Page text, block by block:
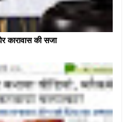
कारावास की सजा